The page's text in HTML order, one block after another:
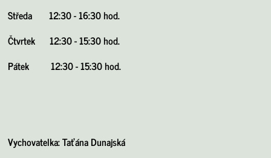
Středa12:30 - 16:30 hod.
Čtvrtek12:30 - 15:30 hod.
Pátek12:30 - 15:30 hod.
Vychovatelka: Taťána Dunajská